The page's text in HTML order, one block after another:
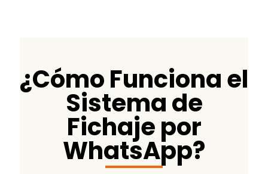
¿Cómo Funciona el
Sistema de
Fichaje por
WhatsApp?